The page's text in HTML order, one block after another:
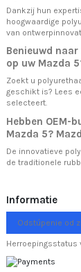
Dankzij hun
hoogwaardige
van
Benieuwd
op uw Mazda
Zoekt u
geschikt is? Lees
selecteert.
Hebben OEM-
Mazda 5?
De innovatieve
de traditionele
Informatie
Odstúpenie od
Herroepingsstatus